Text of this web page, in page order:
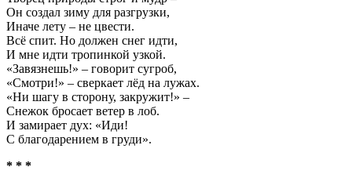
Он создал зиму для разгрузки,
Иначе лету – не цвести.
Всё спит. Но должен снег идти,
И мне идти тропинкой узкой.
«Завязнешь!» – говорит сугроб,
«Смотри!» – сверкает лёд на лужах.
«Ни шагу в сторону, закружит!» –
Снежок бросает ветер в лоб.
И замирает дух: «Иди!
С благодарением в груди».
* * *